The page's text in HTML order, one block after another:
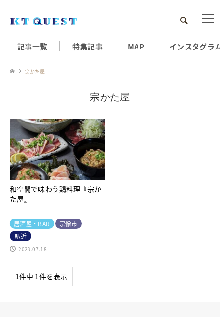
検索
記事一覧 特集記事 MAP インスタグラ
宗かた屋
宗かた屋
和空間で味わう鶏料理『宗か
た屋』
居酒屋・BAR
宗像市
駅近
2023.07.18
1件中 1件を表示